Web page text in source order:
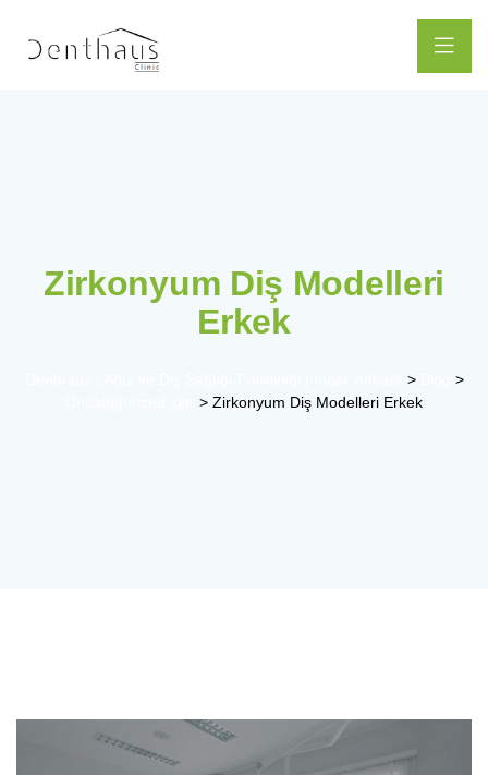
Zirkonyum Diş Modelleri
Erkek
>
>
> Zirkonyum Diş Modelleri Erkek